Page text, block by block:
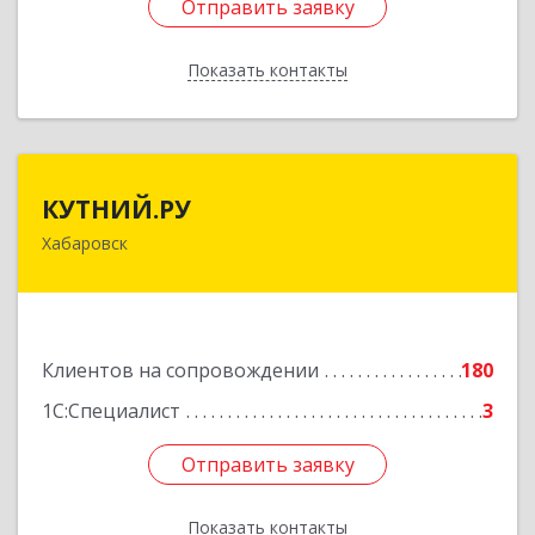
Отправить заявку
Показать контакты
Отправить заявку
Назад
КУТНИЙ.РУ
Хабаровск
Клиентов на сопровождении
180
1С:Специалист
3
Отправить заявку
Показать контакты
680007, Хабаровский край, Хабаровск г,
Отправить заявку
Назад